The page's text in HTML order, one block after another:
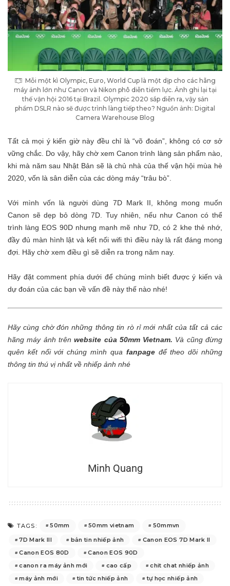
Mỗi một kì Olympic, Euro, World Cup là một dịp cho các hãng
máy ảnh lớn như Canon và Nikon phô diễn tiềm lực. Ảnh ghi lại tại
thế vận hội 2016 tại Brazil. Olympic 2020 sắp diễn ra, vậy sản
phẩm DSLR nào sẽ được trình làng tiếp theo? Nguồn ảnh: Digital
Camera Warehouse Blog
Tất cả mọi ý kiến giờ này đều chỉ là “võ đoán”, không có cơ sở
vững chắc. Do vậy, hãy chờ xem Canon trình làng sản phẩm nào,
khi mà năm sau Nhật Bản sẽ là chủ nhà của thế vận hội mùa hè
2020, vốn là sân diễn của các dòng máy “trâu bò”.
Với mình vốn là người dùng 7D Mark II, không mong muốn
Canon sẽ dẹp bỏ dòng 7D. Tuy nhiên, nếu như Canon có thể
trình làng EOS 90D nhưng mạnh mẽ như 7D, có 2 khe thẻ nhớ,
đầy đủ màn hình lật và kết nối wifi thì điều này là rất đáng mong
đợi. Hãy chờ xem điều gì sẽ diễn ra trong năm nay.
Hãy đặt comment phía dưới để chúng mình biết được ý kiến và
dự đoán của các bạn về vấn đề này thế nào nhé!
Hãy cùng chờ đón những thông tin rò rỉ mới nhất của tất cả các
hãng máy ảnh trên website của 50mm Vietnam. Và cũng đừng
quên kết nối với chúng mình qua fanpageđể theo dõi những
thông tin thú vị nhất về nhiếp ảnh nhé
Minh Quang
TAGS: 50mm 50mm vietnam
50mmvn
7D Mark III
bản tin nhiếp ảnh
Canon EOS 7D Mark II
Canon EOS 80D
Canon EOS 90D
canon ra máy ảnh mới
cao cấp
chit chat nhiếp ảnh
máy ảnh mới
tin tức nhiếp ảnh tự học nhiếp ảnh